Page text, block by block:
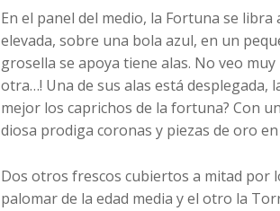
En el panel del medio, la Fortuna se libra
elevada, sobre una bola azul, en un
grosella se apoya tiene alas. No veo
otra…! Una de sus alas está desplegada,
mejor los caprichos de la fortuna? Con
diosa prodiga coronas y piezas de oro
Dos otros frescos cubiertos a mitad por
palomar de la edad media y el otro la